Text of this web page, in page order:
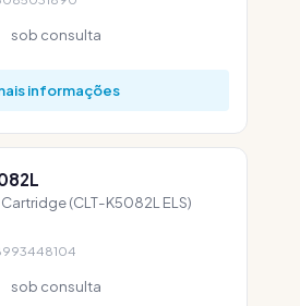
sob consulta
informações
(CLT-K5082L ELS)
sob consulta